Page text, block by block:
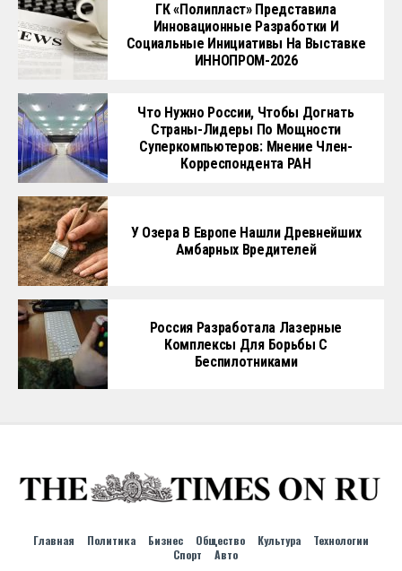
ГК «Полипласт» Представила
Инновационные Разработки И
Социальные Инициативы На Выставке
ИННОПРОМ-2026
Что Нужно России, Чтобы Догнать
Страны-Лидеры По Мощности
Суперкомпьютеров: Мнение Член-
Корреспондента РАН
У Озера В Европе Нашли Древнейших
Амбарных Вредителей
Россия Разработала Лазерные
Комплексы Для Борьбы С
Беспилотниками
Главная Политика Бизнес Общество Культура
Технологии
Спорт
Авто